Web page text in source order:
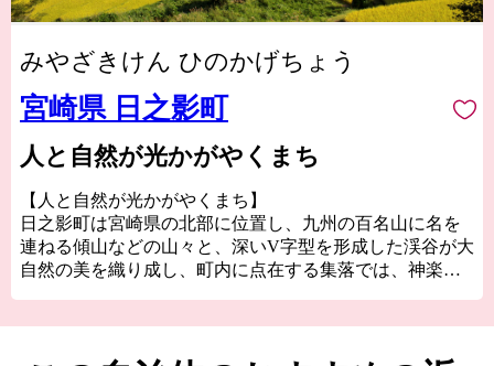
みやざきけん ひのかげちょう
宮崎県 日之影町
人と自然が光かがやくまち
【人と自然が光かがやくまち】
日之影町は宮崎県の北部に位置し、九州の百名山に名を
連ねる傾山などの山々と、深いV字型を形成した渓谷が大
自然の美を織り成し、町内に点在する集落では、神楽や